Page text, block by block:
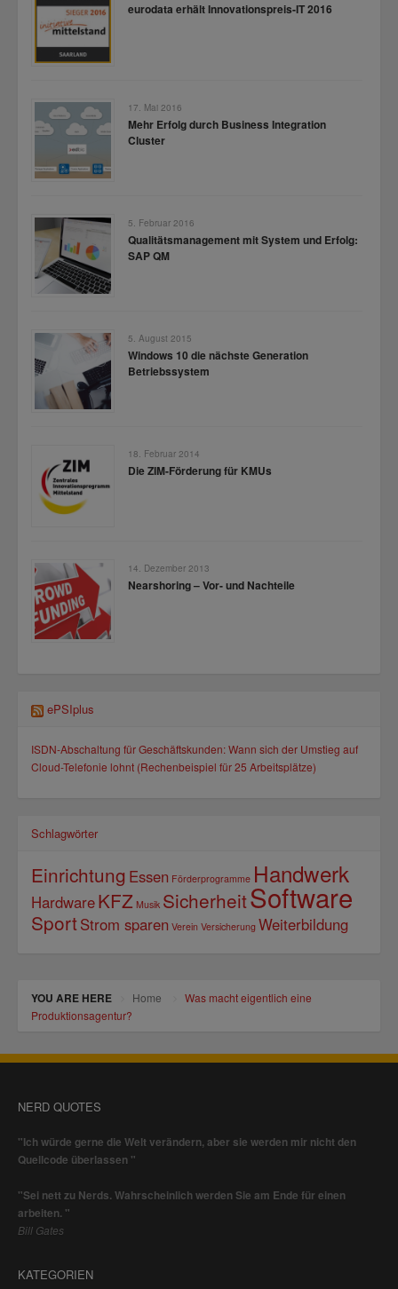
eurodata erhält Innovationspreis-IT 2016
17. Mai 2016
Mehr Erfolg durch Business Integration
Cluster
5. Februar 2016
Qualitätsmanagement mit System und Erfolg:
SAP QM
5. August 2015
Windows 10 die nächste Generation
Betriebssystem
18. Februar 2014
Die ZIM-Förderung für KMUs
14. Dezember 2013
Nearshoring – Vor- und Nachteile
ePSIplus
ISDN-Abschaltung für Geschäftskunden: Wann sich der Umstieg auf
Cloud-Telefonie lohnt (Rechenbeispiel für 25 Arbeitsplätze)
Schlagwörter
Einrichtung Essen Förderprogramme Handwerk
HardwareKFZ Musik SicherheitSoftware
SportStrom sparen Verein Versicherung Weiterbildung
YOU ARE HERE Home
Was macht eigentlich eine
Produktionsagentur?
NERD QUOTES
"Ich würde gerne die Welt verändern, aber sie werden mir nicht den
Quellcode überlassen "
"Sei nett zu Nerds. Wahrscheinlich werden Sie am Ende für einen
arbeiten. "
Bill Gates
KATEGORIEN